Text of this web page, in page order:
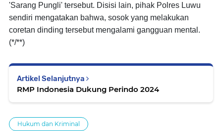
'Sarang Pungli' tersebut. Disisi lain, pihak Polres Luwu
sendiri mengatakan bahwa, sosok yang melakukan
coretan dinding tersebut mengalami gangguan mental.
(*/**)
Artikel Selanjutnya
RMP Indonesia Dukung Perindo 2024
Hukum dan Kriminal